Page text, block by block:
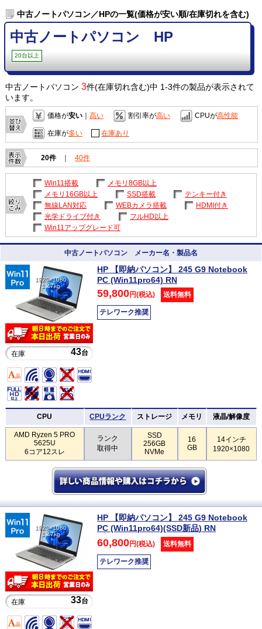
中古ノートパソコン／HPの一覧(価格が安い順/在庫切れを含む)
中古ノートパソコン HP
20台以上
中古ノートパソコン 3件(在庫切れ含む)中 1-3件の製品が表示されて
います。
価格が安い｜ 高い 割引率が高い CPUが高性能
在庫が多い 在庫あり
20件 ｜ 40件
Win11搭載
メモリ8GB以上
メモリ16GB以上
SSD搭載
テンキー付き
無線LAN対応
WEBカメラ搭載
HDMI付き
光学ドライブ付き
フルHD以上
Win11アップグレード可
中古ノートパソコン メーカー名・製品名
1920×1080
1.47kg
在庫 43台
HP 【即納パソコン】 245 G9 Notebook
PC (Win11pro64) RN
59,800円(税込) 送料無料
テレワーク推奨
CPU CPUランク ストレージ メモリ 液晶/解像度
AMD Ryzen 5 PRO
5625U
6コア12スレ
ランク
取得中
SSD
256GB
NVMe
16
GB
14インチ
1920×1080
1920×1080
1.47kg
在庫 33台
HP 【即納パソコン】 245 G9 Notebook
PC (Win11pro64)(SSD新品) RN
60,800円(税込) 送料無料
テレワーク推奨